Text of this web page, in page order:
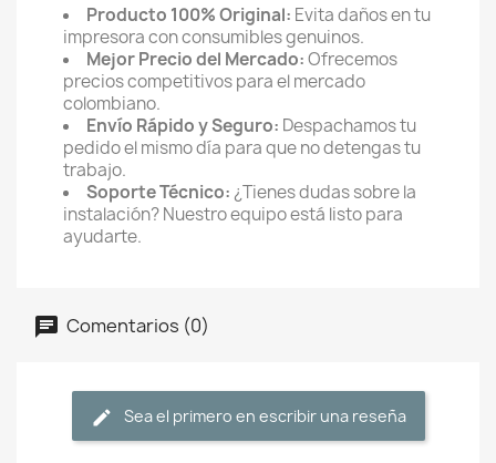
Producto 100% Original: Evita daños en tu
impresora con consumibles genuinos.
Mejor Precio del Mercado:Ofrecemos
precios competitivos para el mercado
colombiano.
Envío Rápido y Seguro: Despachamos tu
pedido el mismo día para que no detengas tu
trabajo.
Soporte Técnico: ¿Tienes dudas sobre la
instalación? Nuestro equipo está listo para
ayudarte.
Comentarios (0)
Sea el primero en escribir una reseña